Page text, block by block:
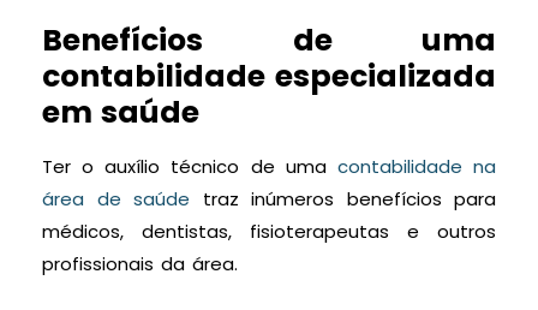
Benefícios de uma
contabilidade especializada
em saúde
Ter o auxílio técnico de uma contabilidade na
área de saúde traz inúmeros benefícios para
médicos, dentistas, fisioterapeutas e outros
profissionais da área.